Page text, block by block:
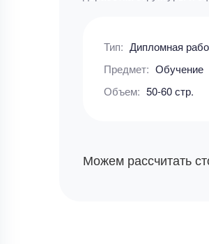
Тип: Дипломная
Предмет: Обучение
Объем: 50-60 стр.
Можем рассчитать